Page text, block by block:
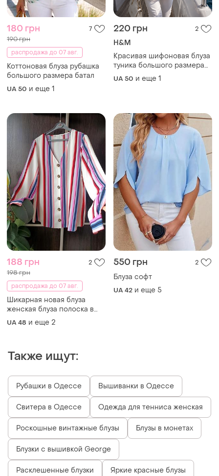
180 грн 7
190 грн
распродажа до 07 авг.
Коттоновая блуза рубашка
большого размера батал
UA 50 и еще 1
220 грн 2
H&M
Красивая шифоновая блуза
туника большого размера
батал
UA 50 и еще 1
188 грн 2
198 грн
распродажа до 07 авг.
Шикарная новая блуза
женская блуза полоска в
полоску блуза
UA 48 и еще 2
550 грн 2
Блуза софт
UA 42 и еще 5
Также ищут:
Рубашки в Одессе Вышиванки в Одессе
Свитера в Одессе Одежда для тенниса женская
Роскошные винтажные блузы Блузы в монетах
Блузки с вышивкой George
Расклешенные блузки Яркие красные блузы